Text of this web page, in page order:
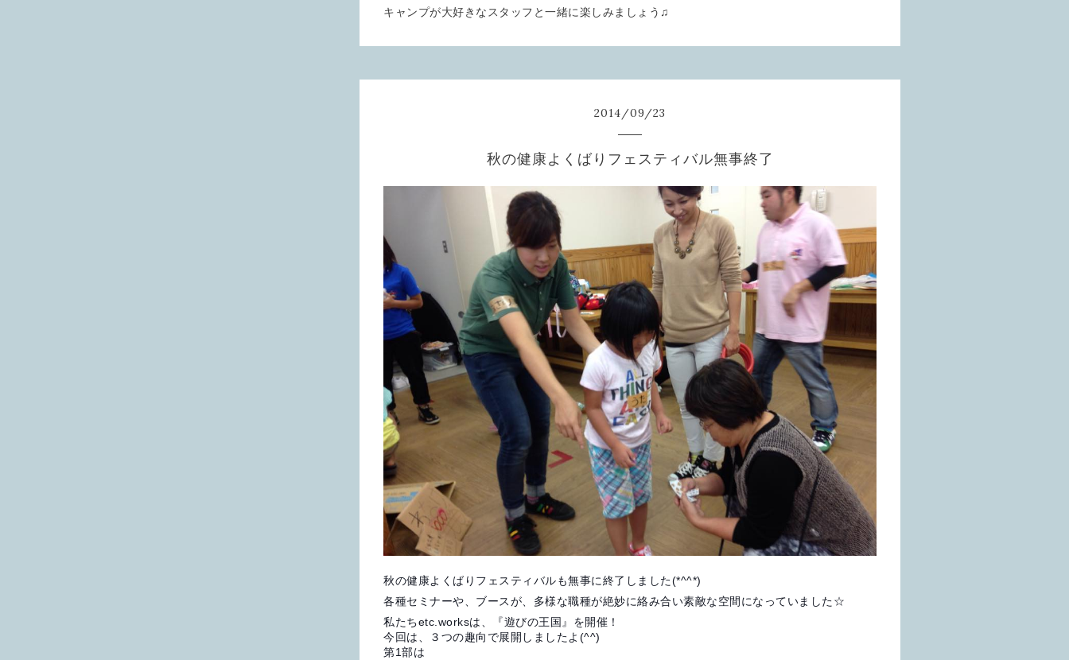
キャンプが大好きなスタッフと一緒に楽しみましょう♫
2014/09/23
秋の健康よくばりフェスティバル無事終了
秋の健康よくばりフェスティバルも無事に終了しました(*^^*)
各種セミナーや、ブースが、多様な職種が絶妙に絡み合い素敵な空間になっていました☆
私たちetc.worksは、『遊びの王国』を開催！
今回は、３つの趣向で展開しましたよ(^^)
第1部は